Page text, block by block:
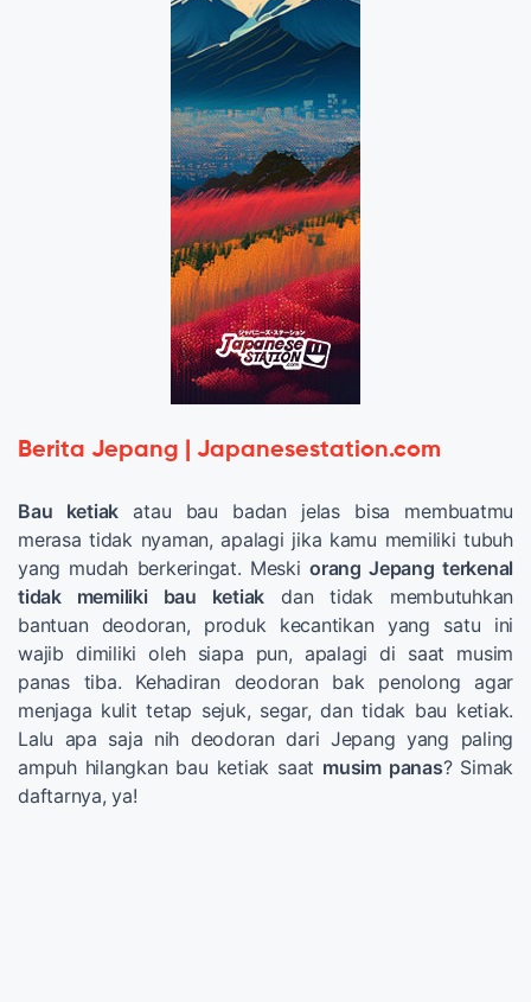
Berita Jepang | Japanesestation.com
Bau ketiak atau bau badan jelas bisa membuatmu
merasa tidak nyaman, apalagi jika kamu memiliki tubuh
yang mudah berkeringat. Meski orang Jepang terkenal
tidak memiliki bau ketiak dan tidak membutuhkan
bantuan deodoran, produk kecantikan yang satu ini
wajib dimiliki oleh siapa pun, apalagi di saat musim
panas tiba. Kehadiran deodoran bak penolong agar
menjaga kulit tetap sejuk, segar, dan tidak bau ketiak.
Lalu apa saja nih deodoran dari Jepang yang paling
ampuh hilangkan bau ketiak saat musim panas? Simak
daftarnya, ya!